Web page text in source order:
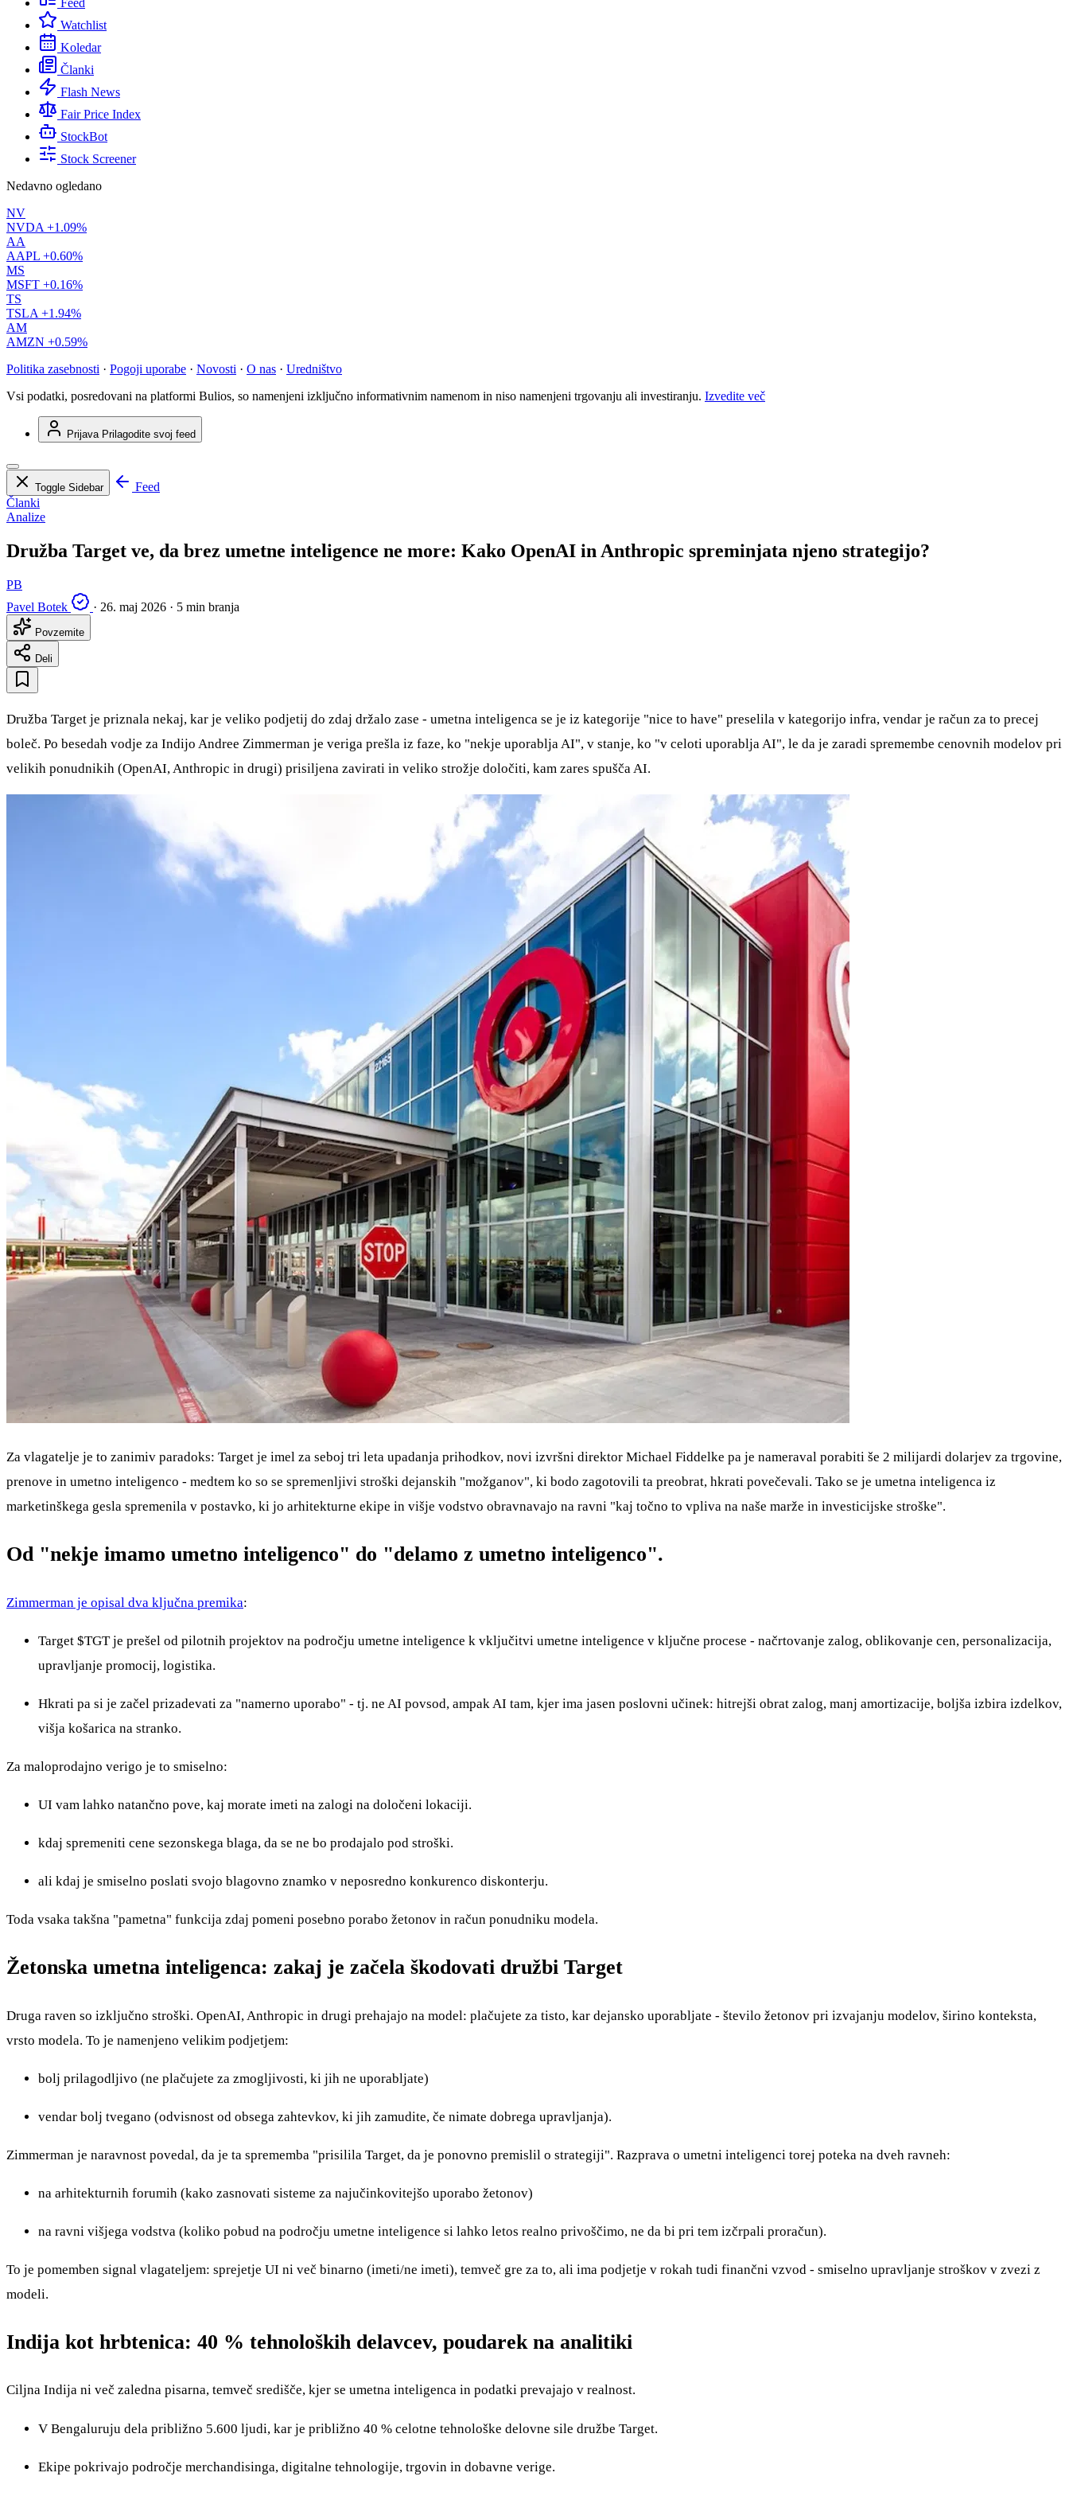
Feed
Watchlist
Koledar
Članki
Flash News
Fair Price Index
StockBot
Stock Screener
Nedavno ogledano
NV
NVDA +1.09%
AA
AAPL +0.60%
MS
MSFT +0.16%
TS
TSLA +1.94%
AM
AMZN +0.59%
Politika zasebnosti · Pogoji uporabe · Novosti · O nas · Uredništvo
Vsi podatki, posredovani na platformi Bulios, so namenjeni izključno informativnim namenom in niso namenjeni trgovanju ali investiranju. Izvedite več
Prijava Prilagodite svoj feed
Toggle Sidebar
Feed
Članki
Analize
Družba Target ve, da brez umetne inteligence ne more: Kako OpenAI in Anthropic spreminjata njeno strategijo?
PB
Pavel Botek
· 26. maj 2026 · 5 min branja
Povzemite
Deli
Družba Target je priznala nekaj, kar je veliko podjetij do zdaj držalo zase - umetna inteligenca se je iz kategorije "nice to have" preselila v kategorijo infra, vendar je račun za to precej
boleč. Po besedah vodje za Indijo Andree Zimmerman je veriga prešla iz faze, ko "nekje uporablja AI", v stanje, ko "v celoti uporablja AI", le da je zaradi spremembe cenovnih modelov pri
velikih ponudnikih (OpenAI, Anthropic in drugi) prisiljena zavirati in veliko strožje določiti, kam zares spušča AI.
Za vlagatelje je to zanimiv paradoks: Target je imel za seboj tri leta upadanja prihodkov, novi izvršni direktor Michael Fiddelke pa je nameraval porabiti še 2 milijardi dolarjev za trgovine,
prenove in umetno inteligenco - medtem ko so se spremenljivi stroški dejanskih "možganov", ki bodo zagotovili ta preobrat, hkrati povečevali. Tako se je umetna inteligenca iz
marketinškega gesla spremenila v postavko, ki jo arhitekturne ekipe in višje vodstvo obravnavajo na ravni "kaj točno to vpliva na naše marže in investicijske stroške".
Od "nekje imamo umetno inteligenco" do "delamo z umetno inteligenco".
Zimmerman je opisal dva ključna premika:
Target $TGTje prešel od pilotnih projektov na področju umetne inteligence k vključitvi umetne inteligence v ključne procese - načrtovanje zalog, oblikovanje cen, personalizacija,
upravljanje promocij, logistika.
Hkrati pa si je začel prizadevati za "namerno uporabo" - tj. ne AI povsod, ampak AI tam, kjer ima jasen poslovni učinek: hitrejši obrat zalog, manj amortizacije, boljša izbira izdelkov,
višja košarica na stranko.
Za maloprodajno verigo je to smiselno:
UI vam lahko natančno pove, kaj morate imeti na zalogi na določeni lokaciji.
kdaj spremeniti cene sezonskega blaga, da se ne bo prodajalo pod stroški.
ali kdaj je smiselno poslati svojo blagovno znamko v neposredno konkurenco diskonterju.
Toda vsaka takšna "pametna" funkcija zdaj pomeni posebno porabo žetonov in račun ponudniku modela.
Žetonska umetna inteligenca: zakaj je začela škodovati družbi Target
Druga raven so izključno stroški. OpenAI, Anthropic in drugi prehajajo na model: plačujete za tisto, kar dejansko uporabljate - število žetonov pri izvajanju modelov, širino konteksta,
vrsto modela. To je namenjeno velikim podjetjem:
bolj prilagodljivo (ne plačujete za zmogljivosti, ki jih ne uporabljate)
vendar bolj tvegano (odvisnost od obsega zahtevkov, ki jih zamudite, če nimate dobrega upravljanja).
Zimmerman je naravnost povedal, da je ta sprememba "prisilila Target, da je ponovno premislil o strategiji". Razprava o umetni inteligenci torej poteka na dveh ravneh:
na arhitekturnih forumih (kako zasnovati sisteme za najučinkovitejšo uporabo žetonov)
na ravni višjega vodstva (koliko pobud na področju umetne inteligence si lahko letos realno privoščimo, ne da bi pri tem izčrpali proračun).
To je pomemben signal vlagateljem: sprejetje UI ni več binarno (imeti/ne imeti), temveč gre za to, ali ima podjetje v rokah tudi finančni vzvod - smiselno upravljanje stroškov v zvezi z
modeli.
Indija kot hrbtenica: 40 % tehnoloških delavcev, poudarek na analitiki
Ciljna Indija ni več zaledna pisarna, temveč središče, kjer se umetna inteligenca in podatki prevajajo v realnost.
V Bengaluruju dela približno 5.600 ljudi, kar je približno 40 % celotne tehnološke delovne sile družbe Target.
Ekipe pokrivajo področje merchandisinga, digitalne tehnologije, trgovin in dobavne verige.